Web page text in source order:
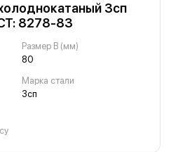
3сп
8278-83
Размер B (мм)
80
Марка стали
3сп